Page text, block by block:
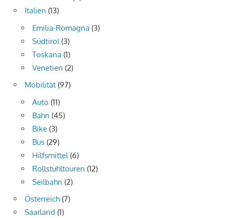
Italien (13)
Emilia-Romagna (3)
Südtirol(3)
Toskana (1)
Venetien (2)
Mobilität (97)
Auto (11)
Bahn (45)
Bike (3)
Bus (29)
Hilfsmittel(6)
Rollstuhltouren (12)
Seilbahn (2)
Österreich (7)
Saarland (1)